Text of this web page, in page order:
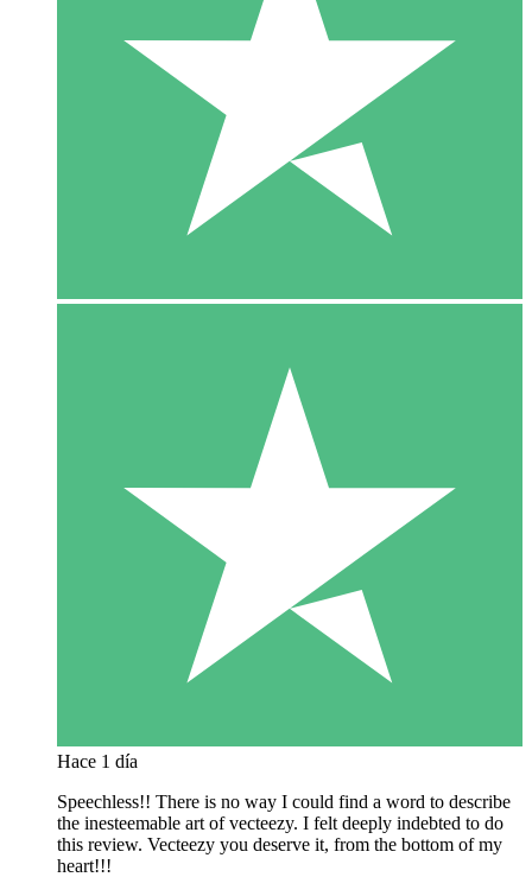
Hace 1 día
Speechless!! There is no way I could find a word to describe
the inesteemable art of vecteezy. I felt deeply indebted to do
this review. Vecteezy you deserve it, from the bottom of my
heart!!!